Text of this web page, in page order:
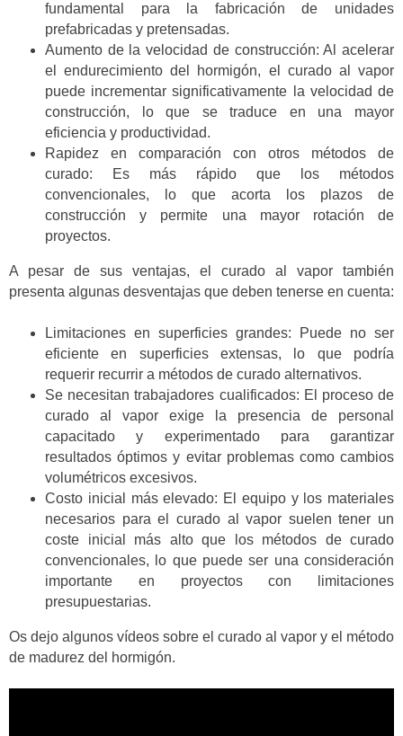
fundamental para la fabricación de unidades
prefabricadas y pretensadas.
Aumento de la velocidad de construcción: Al acelerar
el endurecimiento del hormigón, el curado al vapor
puede incrementar significativamente la velocidad de
construcción, lo que se traduce en una mayor
eficiencia y productividad.
Rapidez en comparación con otros métodos de
curado: Es más rápido que los métodos
convencionales, lo que acorta los plazos de
construcción y permite una mayor rotación de
proyectos.
A pesar de sus ventajas, el curado al vapor también
presenta algunas desventajas que deben tenerse en cuenta:
Limitaciones en superficies grandes: Puede no ser
eficiente en superficies extensas, lo que podría
requerir recurrir a métodos de curado alternativos.
Se necesitan trabajadores cualificados: El proceso de
curado al vapor exige la presencia de personal
capacitado y experimentado para garantizar
resultados óptimos y evitar problemas como cambios
volumétricos excesivos.
Costo inicial más elevado: El equipo y los materiales
necesarios para el curado al vapor suelen tener un
coste inicial más alto que los métodos de curado
convencionales, lo que puede ser una consideración
importante en proyectos con limitaciones
presupuestarias.
Os dejo algunos vídeos sobre el curado al vapor y el método
de madurez del hormigón.